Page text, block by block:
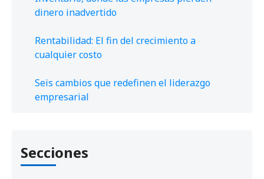
dinero inadvertido
Rentabilidad: El fin del crecimiento a
cualquier costo
Seis cambios que redefinen el liderazgo
empresarial
Secciones